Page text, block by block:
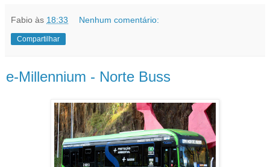
Fabio às 18:33 Nenhum comentário:
Compartilhar
e-Millennium - Norte Buss